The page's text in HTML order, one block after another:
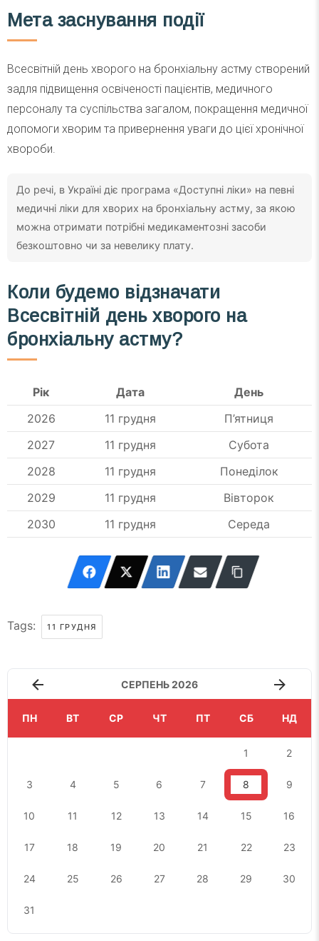
Мета заснування події
Всесвітній день хворого на бронхіальну астму створений
задля підвищення освіченості пацієнтів, медичного
персоналу та суспільства загалом, покращення медичної
допомоги хворим та привернення уваги до цієї хронічної
хвороби.
До речі, в Україні діє програма «Доступні ліки» на певні
медичні ліки для хворих на бронхіальну астму, за якою
можна отримати потрібні медикаментозні засоби
безкоштовно чи за невелику плату.
Коли будемо відзначати
Всесвітній день хворого на
бронхіальну астму?
Рік Дата
День
2026
11 грудня
П’ятниця
2027
11 грудня
Субота
2028
11 грудня
Понеділок
2029
11 грудня
Вівторок
2030
11 грудня Середа
Tags: 11 ГРУДНЯ
СЕРПЕНЬ 2026
ПН ВТ СР ЧТ ПТ СБ НД
1 2
3 4 5 6 7 8 9
10 11 12 13 14 15 16
17 18 19 20 21 22 23
24 25 26 27 28 29 30
31